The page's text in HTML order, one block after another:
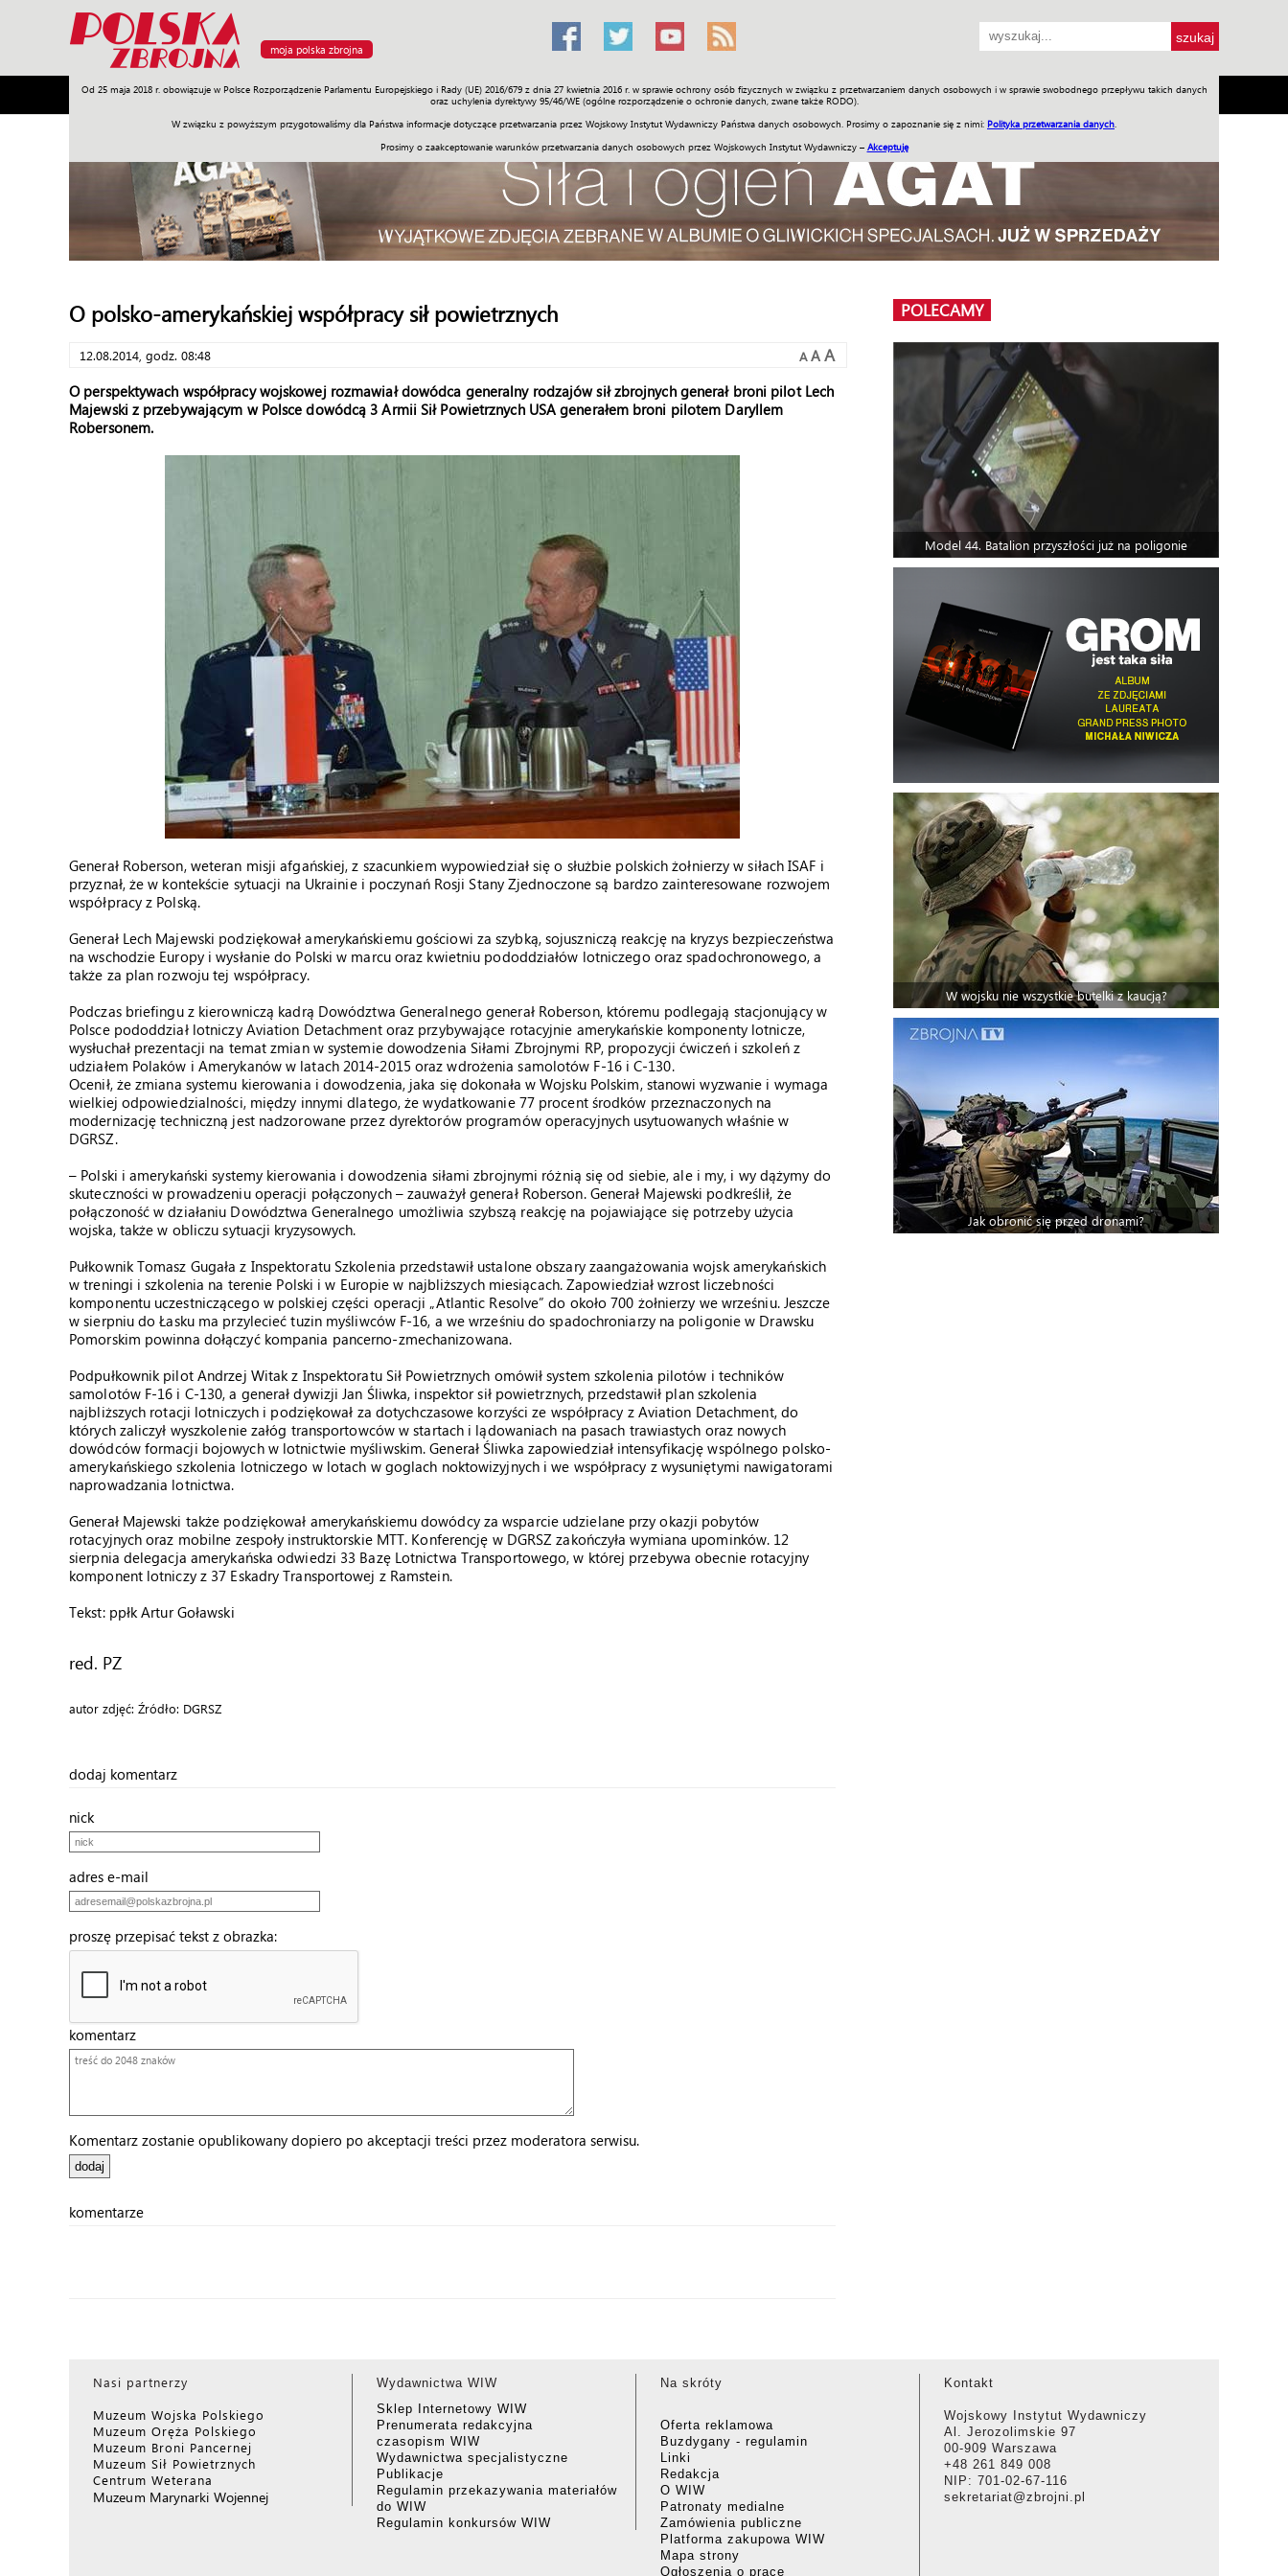
moja polska zbrojna
Od 25 maja 2018 r. obowiązuje w Polsce Rozporządzenie Parlamentu Europejskiego i Rady (UE) 2016/679 z dnia 27 kwietnia 2016 r. w sprawie ochrony osób fizycznych w związku z przetwarzaniem danych osobowych i w sprawie swobodnego przepływu takich danych
oraz uchylenia dyrektywy 95/46/WE (ogólne rozporządzenie o ochronie danych, zwane także RODO).
W związku z powyższym przygotowaliśmy dla Państwa informacje dotyczące przetwarzania przez Wojskowy Instytut Wydawniczy Państwa danych osobowych. Prosimy o zapoznanie się z nimi: Polityka przetwarzania danych
Prosimy o zaakceptowanie warunków przetwarzania danych osobowych przez Wojskowych Instytut Wydawniczy – Akceptuję
Armia Poligon Sprzęt Misje Polityka Prawo Świat Społeczność Sport Historia Galerie Wideo ENGLISH SKLEP Jednodniówki Praca w WIW
O polsko-amerykańskiej współpracy sił powietrznych
12.08.2014, godz. 08:48 A A A
O perspektywach współpracy wojskowej rozmawiał dowódca generalny rodzajów sił zbrojnych generał broni pilot Lech
Majewski z przebywającym w Polsce dowódcą 3 Armii Sił Powietrznych USA generałem broni pilotem Daryllem
Robersonem.
Generał Roberson, weteran misji afgańskiej, z szacunkiem wypowiedział się o służbie polskich żołnierzy w siłach ISAF i
przyznał, że w kontekście sytuacji na Ukrainie i poczynań Rosji Stany Zjednoczone są bardzo zainteresowane rozwojem
współpracy z Polską.
Generał Lech Majewski podziękował amerykańskiemu gościowi za szybką, sojuszniczą reakcję na kryzys bezpieczeństwa
na wschodzie Europy i wysłanie do Polski w marcu oraz kwietniu pododdziałów lotniczego oraz spadochronowego, a
także za plan rozwoju tej współpracy.
Podczas briefingu z kierowniczą kadrą Dowództwa Generalnego generał Roberson, któremu podlegają stacjonujący w
Polsce pododdział lotniczy Aviation Detachment oraz przybywające rotacyjnie amerykańskie komponenty lotnicze,
wysłuchał prezentacji na temat zmian w systemie dowodzenia Siłami Zbrojnymi RP, propozycji ćwiczeń i szkoleń z
udziałem Polaków i Amerykanów w latach 2014-2015 oraz wdrożenia samolotów F-16 i C-130.
Ocenił, że zmiana systemu kierowania i dowodzenia, jaka się dokonała w Wojsku Polskim, stanowi wyzwanie i wymaga
wielkiej odpowiedzialności, między innymi dlatego, że wydatkowanie 77 procent środków przeznaczonych na
modernizację techniczną jest nadzorowane przez dyrektorów programów operacyjnych usytuowanych właśnie w
DGRSZ.
– Polski i amerykański systemy kierowania i dowodzenia siłami zbrojnymi różnią się od siebie, ale i my, i wy dążymy do
skuteczności w prowadzeniu operacji połączonych – zauważył generał Roberson. Generał Majewski podkreślił, że
połączoność w działaniu Dowództwa Generalnego umożliwia szybszą reakcję na pojawiające się potrzeby użycia
wojska, także w obliczu sytuacji kryzysowych.
Pułkownik Tomasz Gugała z Inspektoratu Szkolenia przedstawił ustalone obszary zaangażowania wojsk amerykańskich
w treningi i szkolenia na terenie Polski i w Europie w najbliższych miesiącach. Zapowiedział wzrost liczebności
komponentu uczestniczącego w polskiej części operacji „Atlantic Resolve” do około 700 żołnierzy we wrześniu. Jeszcze
w sierpniu do Łasku ma przylecieć tuzin myśliwców F-16, a we wrześniu do spadochroniarzy na poligonie w Drawsku
Pomorskim powinna dołączyć kompania pancerno-zmechanizowana.
Podpułkownik pilot Andrzej Witak z Inspektoratu Sił Powietrznych omówił system szkolenia pilotów i techników
samolotów F-16 i C-130, a generał dywizji Jan Śliwka, inspektor sił powietrznych, przedstawił plan szkolenia
najbliższych rotacji lotniczych i podziękował za dotychczasowe korzyści ze współpracy z Aviation Detachment, do
których zaliczył wyszkolenie załóg transportowców w startach i lądowaniach na pasach trawiastych oraz nowych
dowódców formacji bojowych w lotnictwie myśliwskim. Generał Śliwka zapowiedział intensyfikację wspólnego polsko-
amerykańskiego szkolenia lotniczego w lotach w goglach noktowizyjnych i we współpracy z wysuniętymi nawigatorami
naprowadzania lotnictwa.
Generał Majewski także podziękował amerykańskiemu dowódcy za wsparcie udzielane przy okazji pobytów
rotacyjnych oraz mobilne zespoły instruktorskie MTT. Konferencję w DGRSZ zakończyła wymiana upominków. 12
sierpnia delegacja amerykańska odwiedzi 33 Bazę Lotnictwa Transportowego, w której przebywa obecnie rotacyjny
komponent lotniczy z 37 Eskadry Transportowej z Ramstein.
Tekst: ppłk Artur Goławski
red. PZ
autor zdjęć: Źródło: DGRSZ
dodaj komentarz
nick
adres e-mail
proszę przepisać tekst z obrazka:
komentarz
Komentarz zostanie opublikowany dopiero po akceptacji treści przez moderatora serwisu.
komentarze
POLECAMY
Model 44. Batalion przyszłości już na poligonie
W wojsku nie wszystkie butelki z kaucją?
Jak obronić się przed dronami?
Nasi partnerzy
Muzeum Wojska Polskiego
Muzeum Oręża Polskiego
Muzeum Broni Pancernej
Muzeum Sił Powietrznych
Centrum Weterana
Muzeum Marynarki Wojennej
Wydawnictwa WIW
Sklep Internetowy WIW
Prenumerata redakcyjna
czasopism WIW
Wydawnictwa specjalistyczne
Publikacje
Regulamin przekazywania materiałów
do WIW
Regulamin konkursów WIW
Na skróty
Oferta reklamowa
Buzdygany - regulamin
Linki
Redakcja
O WIW
Patronaty medialne
Zamówienia publiczne
Platforma zakupowa WIW
Mapa strony
Ogłoszenia o pracę
Kontakt
Wojskowy Instytut Wydawniczy
Al. Jerozolimskie 97
00-909 Warszawa
+48 261 849 008
NIP: 701-02-67-116
sekretariat@zbrojni.pl